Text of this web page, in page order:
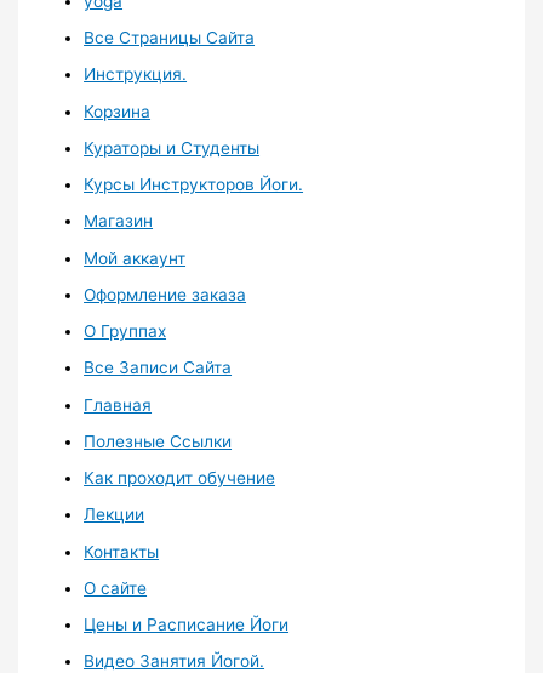
Все Страницы Сайта
Инструкция.
Корзина
Кураторы и Студенты
Курсы Инструкторов Йоги.
Магазин
Мой аккаунт
Оформление заказа
О Группах
Все Записи Сайта
Главная
Полезные Ссылки
Как проходит обучение
Лекции
Контакты
О сайте
Цены и Расписание Йоги
Видео Занятия Йогой.